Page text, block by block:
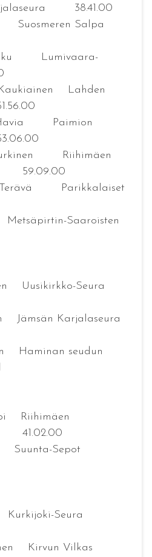
38.41.00
Suosmeren Salpa
Lumivaara-
Lahden
Havia Paimion
Riihimäen
59.09.00
Terävä Parikkalaiset
Saaroisten
Uusikirkko-Seura
Jämsän Karjalaseura
Haminan seudun
Riihimäen
41.02.00
Suunta-Sepot
Seura
Kirvun Vilkas